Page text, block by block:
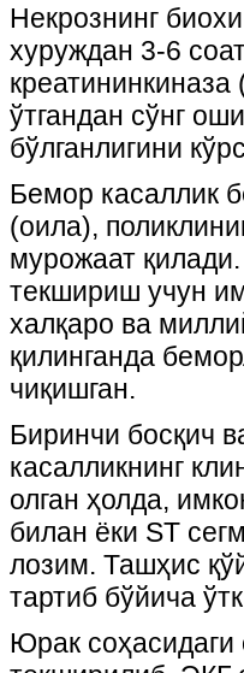
Некрознинг
хуруждан 3-6
ўтгандан сўнг
бўлганлигини
Бемор касаллик
(оила),
мурожаат
текшириш учун
халқаро ва
қилинганда
чиқишган.
Биринчи босқич
касалликнинг
олган ҳолда,
билан ёки ST
лозим. Ташҳис
тартиб бўйича
Юрак соҳасидаги